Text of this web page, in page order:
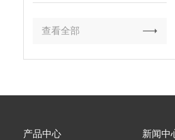
查看全部
产品中心 新闻中